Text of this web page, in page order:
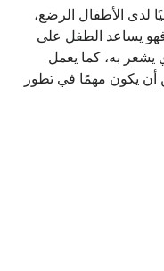
لدى الأطفال الرضع،
فهو يساعد الطفل على
يشعر به، كما يعمل
أن يكون مهمًا في تطور